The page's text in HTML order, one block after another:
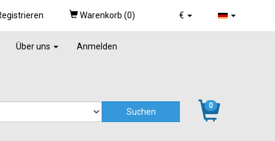
€
Warenkorb (0)
Über uns Anmelden
0